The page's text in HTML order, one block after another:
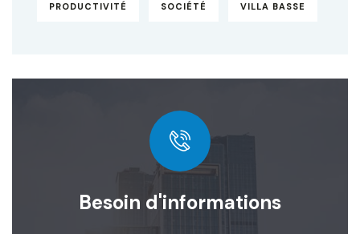
PRODUCTIVITÉ SOCIÉTÉ VILLA BASSE
Besoin d'informations